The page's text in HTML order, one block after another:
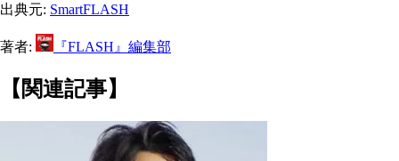
出典元: SmartFLASH
著者: 『FLASH』編集部
【関連記事】